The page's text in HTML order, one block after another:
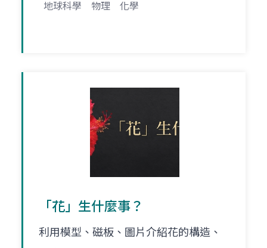
地球科學 物理 化學
「花」生什麼事？
利用模型、磁板、圖片介紹花的構造、